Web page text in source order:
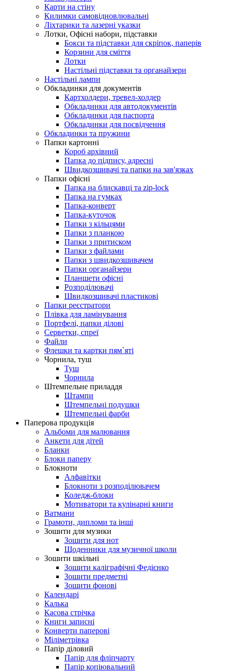
Карти на стіну
Килимки самовідновлювальні
Ліхтарики та лазерні указки
Лотки, Офісні набори, підставки
Бокси та підставки для скріпок, паперів
Корзини для сміття
Лотки
Настільні підставки та органайзери
Настільні лампи
Обкладинки для документів
Картхолдери, тревел-холдер
Обкладинки для автодокументів
Обкладинки для паспорта
Обкладинки для посвідчення
Обкладинки та пружини
Папки картонні
Короб архівний
Папка до підпису, адресні
Швидкозшивачі та папки на зав'язках
Папки офісні
Папка на блискавці та zip-lock
Папка на гумках
Папка-конверт
Папка-куточок
Папки з кільцями
Папки з планкою
Папки з притиском
Папки з файлами
Папки з швидкозшивачем
Папки органайзери
Планшети офісні
Розподілювачі
Швидкозшивачі пластикові
Папки реєстратори
Плівка для ламінування
Портфелі, папки ділові
Серветки, спреї
Файли
Флешки та картки пям`яті
Чорнила, туш
Туш
Чорнила
Штемпельне приладдя
Штампи
Штемпельні подушки
Штемпельні фарби
Паперова продукцiя
Альбоми для малювання
Анкети для дiтей
Бланки
Блоки паперу
Блокноти
Алфавітки
Блокноти з розподілювачем
Коледж-блоки
Мотиватори та кулінарні книги
Ватмани
Грамоти, дипломи та інші
Зошити для музики
Зошити для нот
Щоденники для музичної школи
Зошити шкільні
Зошити каліграфічні Федієнко
Зошити предметні
Зошити фонові
Календарі
Калька
Касова стрічка
Книги записні
Конверти паперові
Міліметрівка
Папір діловий
Папір для фліпчарту
Папір копіювальний